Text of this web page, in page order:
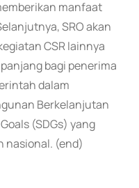
manfaat
SRO akan
CSR lainnya
bagi penerima
dalam
Berkelanjutan
(SDGs) yang
nasional. (end)